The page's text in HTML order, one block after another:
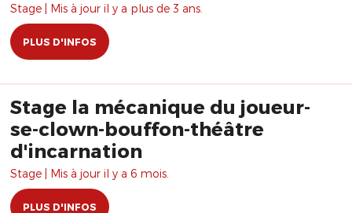
Stage | Mis à jour il y a plus de 3 ans.
PLUS D'INFOS
Stage la mécanique du joueur-
se-clown-bouffon-théâtre
d'incarnation
Stage | Mis à jour il y a 6 mois.
PLUS D'INFOS